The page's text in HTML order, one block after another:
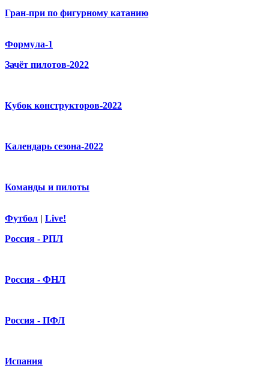
Гран-при по фигурному катанию
Формула-1
Зачёт пилотов-2022
Кубок конструкторов-2022
Календарь сезона-2022
Команды и пилоты
Футбол | Live!
Россия - РПЛ
Россия - ФНЛ
Россия - ПФЛ
Испания